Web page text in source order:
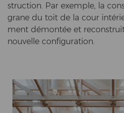
struc­tion. Par ex­emp­le, la
gra­ne du toit de la cour
ment démontée et
nou­vel­le con­fi­gu­ra­ti­on.